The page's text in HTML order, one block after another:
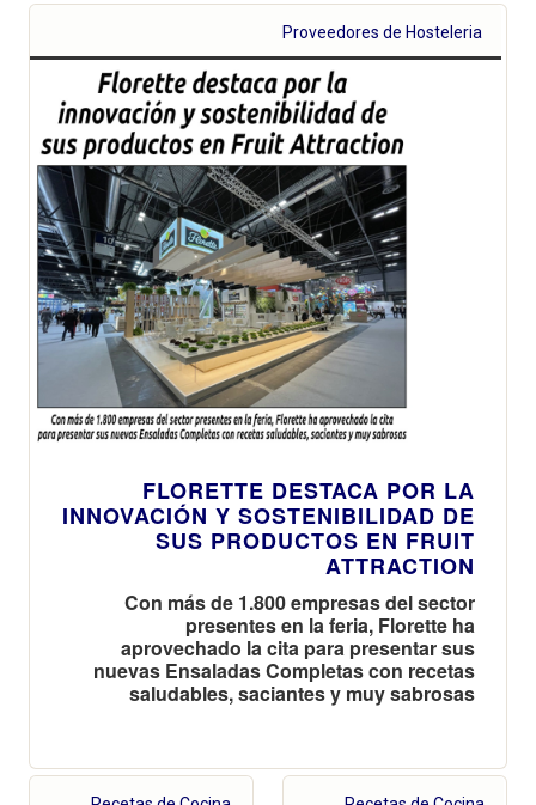
Proveedores de Hosteleria
FLORETTE DESTACA POR LA
INNOVACIÓN Y SOSTENIBILIDAD DE
SUS PRODUCTOS EN FRUIT
ATTRACTION
Con más de 1.800 empresas del sector
presentes en la feria, Florette ha
aprovechado la cita para presentar sus
nuevas Ensaladas Completas con recetas
saludables, saciantes y muy sabrosas